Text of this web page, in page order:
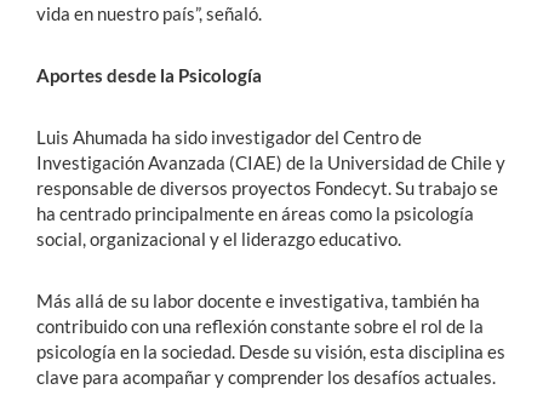
vida en nuestro país”, señaló.
Aportes desde la Psicología
Luis Ahumada ha sido investigador del Centro de
Investigación Avanzada (CIAE) de la Universidad de Chile y
responsable de diversos proyectos Fondecyt. Su trabajo se
ha centrado principalmente en áreas como la psicología
social, organizacional y el liderazgo educativo.
Más allá de su labor docente e investigativa, también ha
contribuido con una reflexión constante sobre el rol de la
psicología en la sociedad. Desde su visión, esta disciplina es
clave para acompañar y comprender los desafíos actuales.